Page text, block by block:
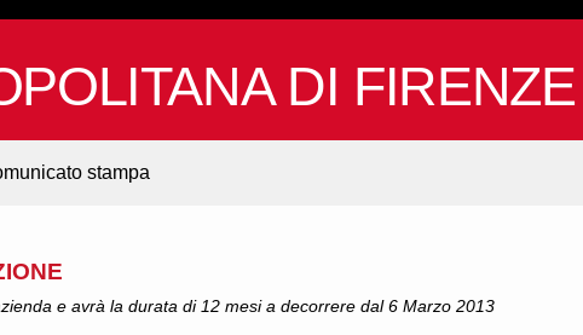
DI FIRENZE
stampa
e avrà la durata di 12 mesi a decorrere dal 6 Marzo 2013